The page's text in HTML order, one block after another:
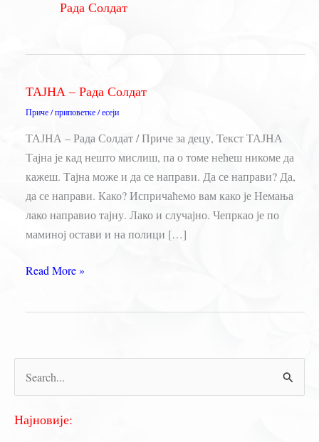
Рада Солдат
ТАЈНА – Рада Солдат
Приче / приповетке / есеји
ТАЈНА – Рада Солдат / Приче за децу, Текст ТАЈНА
Тајна је кад нешто мислиш, па о томе нећеш никоме да
кажеш. Тајна може и да се направи. Да се направи? Да,
да се направи. Како? Испричаћемо вам како је Немања
лако направио тајну. Лако и случајно. Чепркао је по
маминој остави и на полици […]
ТАЈНА
Рада
Read More »
е
Најновије: